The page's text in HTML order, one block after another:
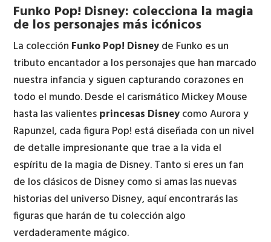
Funko Pop! Disney: colecciona la magia
de los personajes más icónicos
La colección Funko Pop! Disneyde Funko es un
tributo encantador a los personajes que han marcado
nuestra infancia y siguen capturando corazones en
todo el mundo. Desde el carismático Mickey Mouse
hasta las valientesprincesas Disneycomo Aurora y
Rapunzel, cada figura Pop! está diseñada con un nivel
de detalle impresionante que trae a la vida el
espíritu de la magia de Disney. Tanto si eres un fan
de los clásicos de Disney como si amas las nuevas
historias del universo Disney, aquí encontrarás las
figuras que harán de tu colección algo
verdaderamente mágico.